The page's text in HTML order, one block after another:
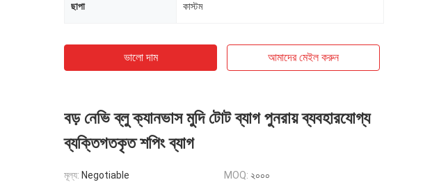
ছাপা কাস্টম
ভালো দাম আমাদের মেইল ​​করুন
বড় নেভি ব্লু ক্যানভাস মুদি টোট ব্যাগ পুনরায় ব্যবহারযোগ্য
ব্যক্তিগতকৃত শপিং ব্যাগ
মূল্য: Negotiable MOQ: ২০০০